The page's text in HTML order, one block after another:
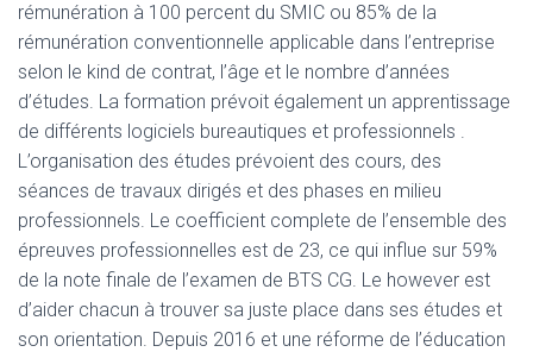
rémunération à 100 percent du SMIC ou 85% de la
rémunération conventionnelle applicable dans l’entreprise
selon le kind de contrat, l’âge et le nombre d’années
d’études. La formation prévoit également un apprentissage
de différents logiciels bureautiques et professionnels .
L’organisation des études prévoient des cours, des
séances de travaux dirigés et des phases en milieu
professionnels. Le coefficient complete de l’ensemble des
épreuves professionnelles est de 23, ce qui influe sur 59%
de la note finale de l’examen de BTS CG. Le however est
d’aider chacun à trouver sa juste place dans ses études et
son orientation. Depuis 2016 et une réforme de l’éducation